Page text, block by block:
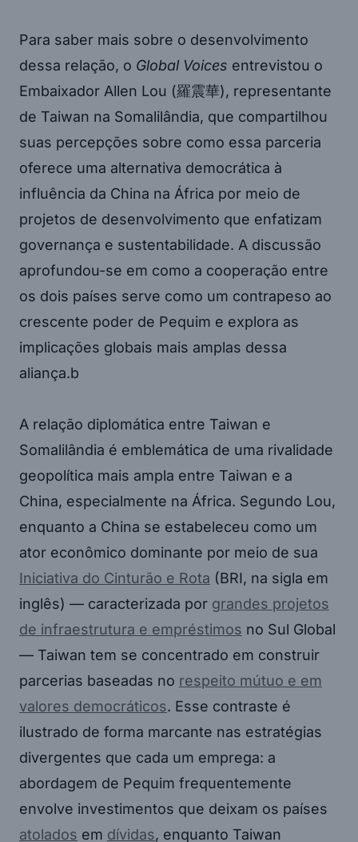
Para saber mais sobre o desenvolvimento
dessa relação, o Global Voices entrevistou o
Embaixador Allen Lou (羅震華), representante
de Taiwan na Somalilândia, que compartilhou
suas percepções sobre como essa parceria
oferece uma alternativa democrática à
influência da China na África por meio de
projetos de desenvolvimento que enfatizam
governança e sustentabilidade. A discussão
aprofundou-se em como a cooperação entre
os dois países serve como um contrapeso ao
crescente poder de Pequim e explora as
implicações globais mais amplas dessa
aliança.b
A relação diplomática entre Taiwan e
Somalilândia é emblemática de uma rivalidade
geopolítica mais ampla entre Taiwan e a
China, especialmente na África. Segundo Lou,
enquanto a China se estabeleceu como um
ator econômico dominante por meio de sua
Iniciativa do Cinturão e Rota (BRI, na sigla em
inglês) — caracterizada por grandes projetos
de infraestrutura e empréstimos no Sul Global
— Taiwan tem se concentrado em construir
parcerias baseadas no respeito mútuo e em
valores democráticos. Esse contraste é
ilustrado de forma marcante nas estratégias
divergentes que cada um emprega: a
abordagem de Pequim frequentemente
envolve investimentos que deixam os países
atolados em dívidas, enquanto Taiwan